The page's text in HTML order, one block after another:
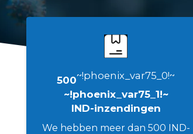
500~!phoenix_var75_0!~
~!phoenix_var75_1!~
IND-inzendingen
We hebben meer dan 500 IND-